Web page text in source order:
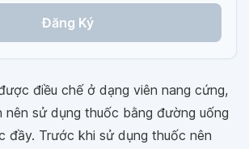
Đăng Ký
điều chế ở dạng viên nang cứng,
nên sử dụng thuốc bằng đường uống
đầy. Trước khi sử dụng thuốc nên